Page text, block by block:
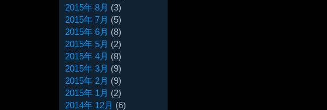
2015年 8月 (3)
2015年 7月 (5)
2015年 6月 (8)
2015年 5月 (2)
2015年 4月 (8)
2015年 3月 (9)
2015年 2月 (9)
2015年 1月 (2)
2014年 12月 (6)